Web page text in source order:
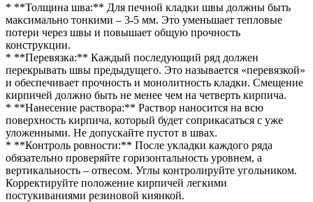
* **Толщина шва:** Для печной кладки швы должны быть
максимально тонкими – 3-5 мм. Это уменьшает тепловые
потери через швы и повышает общую прочность
конструкции.
* **Перевязка:** Каждый последующий ряд должен
перекрывать швы предыдущего. Это называется «перевязкой»
и обеспечивает прочность и монолитность кладки. Смещение
кирпичей должно быть не менее чем на четверть кирпича.
* **Нанесение раствора:** Раствор наносится на всю
поверхность кирпича, который будет соприкасаться с уже
уложенными. Не допускайте пустот в швах.
* **Контроль ровности:** После укладки каждого ряда
обязательно проверяйте горизонтальность уровнем, а
вертикальность – отвесом. Углы контролируйте угольником.
Корректируйте положение кирпичей легкими
постукиваниями резиновой киянкой.